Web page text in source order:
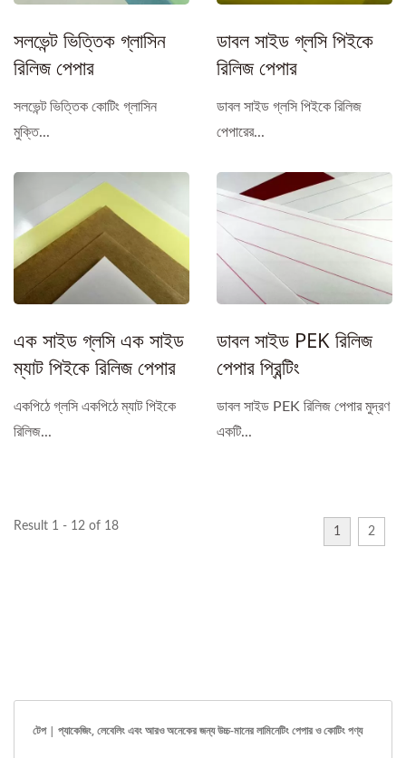
সলভেন্ট ভিত্তিক গ্লাসিন
রিলিজ পেপার
সলভেন্ট ভিত্তিক কোটিং গ্লাসিন
মুক্তি...
ডাবল সাইড গ্লসি পিইকে
রিলিজ পেপার
ডাবল সাইড গ্লসি পিইকে রিলিজ
পেপারের...
এক সাইড গ্লসি এক সাইড
ম্যাট পিইকে রিলিজ পেপার
একপিঠে গ্লসি একপিঠে ম্যাট পিইকে
রিলিজ...
ডাবল সাইড PEK রিলিজ
পেপার প্রিন্টিং
ডাবল সাইড PEK রিলিজ পেপার মুদ্রণ
একটি...
Result 1 - 12 of 18 1 2
টেপ | প্যাকেজিং, লেবেলিং এবং আরও অনেকের জন্য উচ্চ-মানের লামিনেটিং পেপার ও কোটিং পণ্য